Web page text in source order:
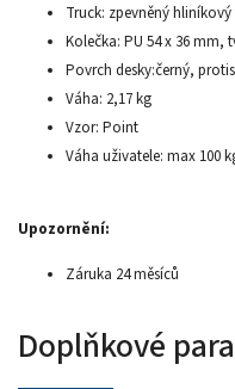
Truck: zpevněný
Kolečka: PU 54 x 36 mm,
Povrch desky:černý,
Váha: 2,17 kg
Vzor: Point
Váha uživatele: max 100
Upozornění:
Záruka 24 měsíců
Doplňkové